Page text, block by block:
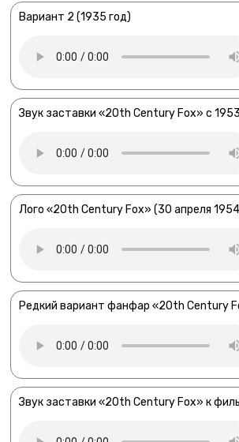
Вариант 2 (1935 год)
Звук заставки «20th Century Fox» с
Лого «20th Century Fox» (30 апреля
Редкий вариант фанфар «20th Century
Звук заставки «20th Century Fox» к